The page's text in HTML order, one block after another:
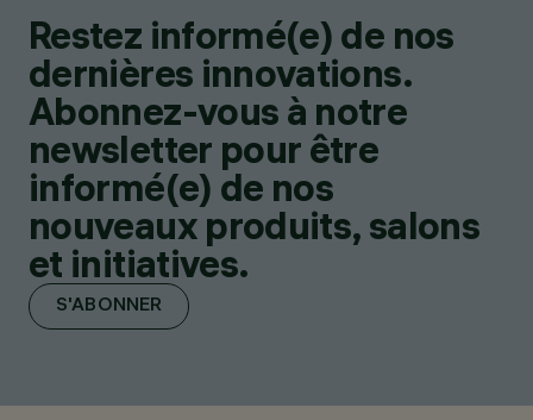
Restez informé(e) de nos
dernières innovations.
Abonnez-vous à notre
newsletter pour être
informé(e) de nos
nouveaux produits, salons
et initiatives.
S'ABONNER